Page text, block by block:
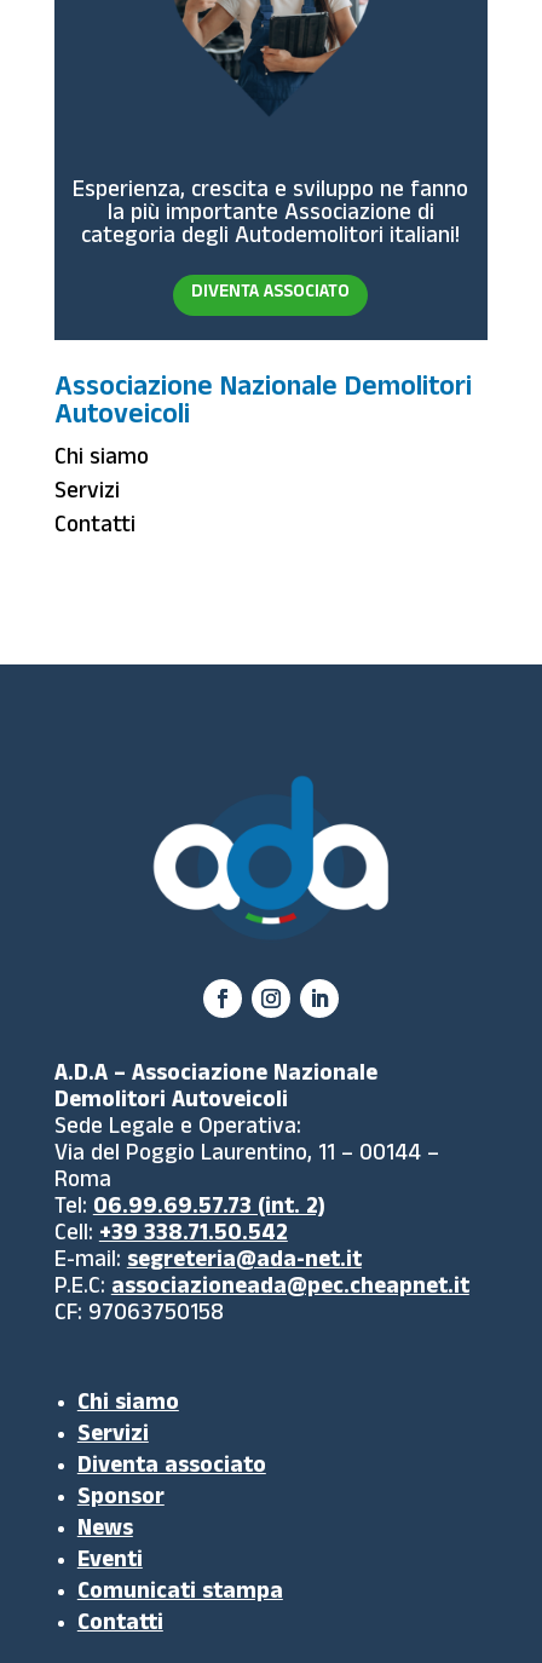
Esperienza, crescita e sviluppo ne fanno
la più importante Associazione di
categoria degli Autodemolitori italiani!
DIVENTA ASSOCIATO
Associazione Nazionale Demolitori
Autoveicoli
Chi siamo
Servizi
Contatti
A.D.A – Associazione Nazionale
Demolitori Autoveicoli
Sede Legale e Operativa:
Via del Poggio Laurentino, 11 – 00144 –
Roma
Tel:06.99.69.57.73 (int. 2)
Cell:+39 338.71.50.542
E-mail:segreteria@ada-net.it
P.E.C:associazioneada@pec.cheapnet.it
CF: 97063750158
Chi siamo
Servizi
Diventa associato
Sponsor
News
Eventi
Comunicati stampa
Contatti